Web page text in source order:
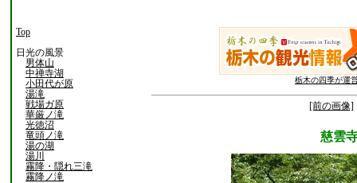
Top
日光の風景
男体山
中禅寺湖
小田代が原
湯滝
戦場ガ原
華厳ノ滝
光徳沼
竜頭ノ滝
湯の湖
湯川
霧降・隠れ三滝
霧降ノ滝
栃木の四季が運
[前の画像]
慈雲